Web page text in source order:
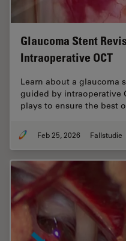
Glaucoma Stent
Intraoperative OCT
Learn about a glaucoma
guided by intraoperative
plays to ensure the best
Feb 25, 2026 Fallstudie